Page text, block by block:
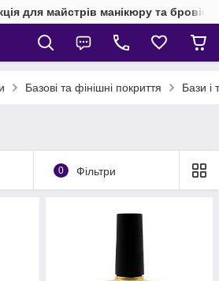
для майстрів манікюру та
Базові та фінішні покриття Бази і
0 Фільтри